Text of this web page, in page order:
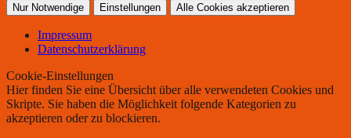
Nur Notwendige Einstellungen Alle Cookies akzeptieren
Impressum
Datenschutzerklärung
Cookie-Einstellungen
Hier finden Sie eine Übersicht über alle verwendeten Cookies und
Skripte. Sie haben die Möglichkeit folgende Kategorien zu
akzeptieren oder zu blockieren.